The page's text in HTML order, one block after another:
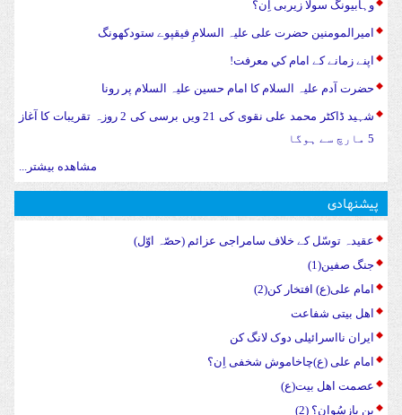
وہابیونگ سولا زیربی اِن؟
امیرالمومنین حضرت علی علیہ السلامِ فیقپوے ستودکھونگ
اپنے زمانے کے امام کي معرفت!
حضرت آدم علیہ السلام کا امام حسین علیہ السلام پر رونا
شہید ڈاکٹر محمد علی نقوی کی 21 ویں برسی کی 2 روزہ تقریبات کا آغاز
5 مارچ سے ہوگا
مشاهده بیشتر...
پیشنهادی
عقیدہ توسّل کے خلاف سامراجی عزائم (حصّہ اوّل)
جنگ صفین(1)
امام علی(ع) افتخار کن(2)
اهل بیتی شفاعت
ایران نااسرائیلی دوک لانگ کن
امام علی (ع)چاخاموش شخفی اِن؟
عصمت اهل بیت(ع)
بِن بازسُواِن؟ (2)